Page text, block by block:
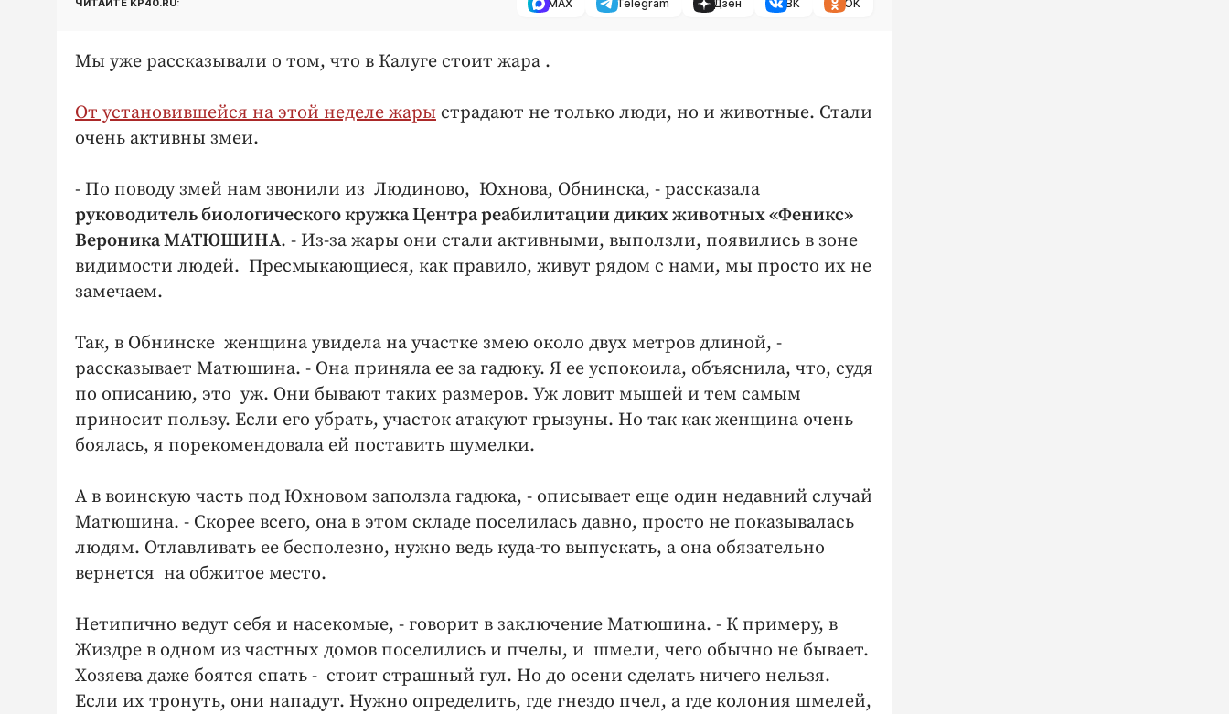
ЧИТАЙТЕ KP40.RU: MAX Telegram Дзен ВК ОК
Мы уже рассказывали о том, что в Калуге стоит жара .
От установившейся на этой неделе жары страдают не только люди, но и животные. Стали
очень активны змеи.
- По поводу змей нам звонили из Людиново, Юхнова, Обнинска, - рассказала
руководитель биологического кружка Центра реабилитации диких животных «Феникс»
Вероника МАТЮШИНА. - Из-за жары они стали активными, выползли, появились в зоне
видимости людей. Пресмыкающиеся, как правило, живут рядом с нами, мы просто их не
замечаем.
Так, в Обнинске женщина увидела на участке змею около двух метров длиной, -
рассказывает Матюшина. - Она приняла ее за гадюку. Я ее успокоила, объяснила, что, судя
по описанию, это уж. Они бывают таких размеров. Уж ловит мышей и тем самым
приносит пользу. Если его убрать, участок атакуют грызуны. Но так как женщина очень
боялась, я порекомендовала ей поставить шумелки.
А в воинскую часть под Юхновом заползла гадюка, - описывает еще один недавний случай
Матюшина. - Скорее всего, она в этом складе поселилась давно, просто не показывалась
людям. Отлавливать ее бесполезно, нужно ведь куда-то выпускать, а она обязательно
вернется на обжитое место.
Нетипично ведут себя и насекомые, - говорит в заключение Матюшина. - К примеру, в
Жиздре в одном из частных домов поселились и пчелы, и шмели, чего обычно не бывает.
Хозяева даже боятся спать - стоит страшный гул. Но до осени сделать ничего нельзя.
Если их тронуть, они нападут. Нужно определить, где гнездо пчел, а где колония шмелей,